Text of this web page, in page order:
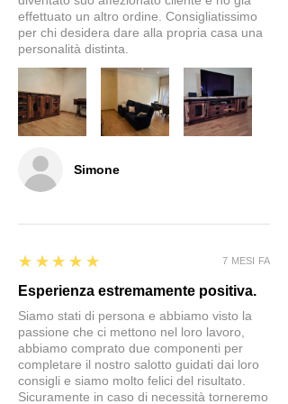
Simone
effettuato un altro ordine. Consigliatissimo
per chi desidera dare alla propria casa una
personalità distinta.
5
★★★★★
Esperienza estremamente positiva.
Siamo stati di persona e abbiamo visto la
passione che ci mettono nel loro lavoro,
abbiamo comprato due componenti per
completare il nostro salotto guidati dai loro
consigli e siamo molto felici del risultato.
Sicuramente in caso di necessità torneremo
7 MESI FA